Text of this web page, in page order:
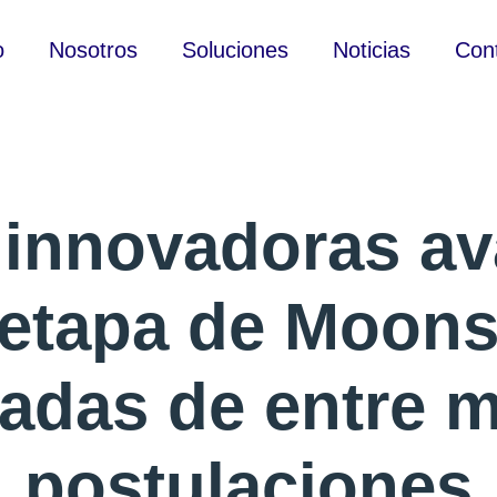
Nosotros Soluciones Noticias
de
de entre